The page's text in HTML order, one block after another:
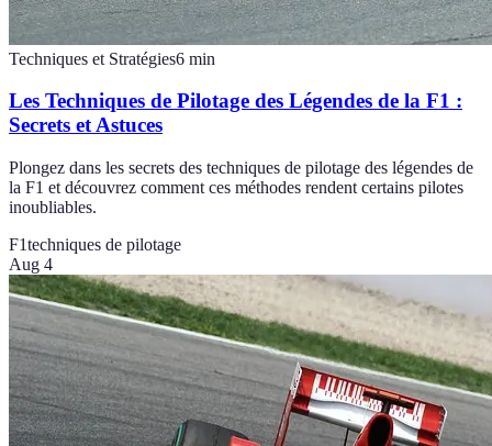
Techniques et Stratégies6 min
Les Techniques de Pilotage des Légendes de la F1 :
Secrets et Astuces
Plongez dans les secrets des techniques de pilotage des légendes de
la F1 et découvrez comment ces méthodes rendent certains pilotes
inoubliables.
F1techniques de pilotage
Aug 4